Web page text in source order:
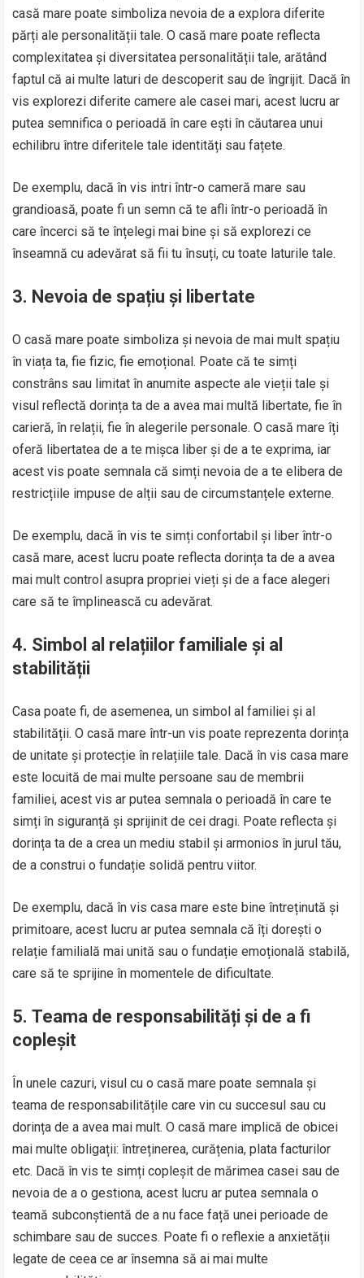
casă mare poate simboliza nevoia de a explora diferite
părți ale personalității tale. O casă mare poate reflecta
complexitatea și diversitatea personalității tale, arătând
faptul că ai multe laturi de descoperit sau de îngrijit. Dacă în
vis explorezi diferite camere ale casei mari, acest lucru ar
putea semnifica o perioadă în care ești în căutarea unui
echilibru între diferitele tale identități sau fațete.
De exemplu, dacă în vis intri într-o cameră mare sau
grandioasă, poate fi un semn că te afli într-o perioadă în
care încerci să te înțelegi mai bine și să explorezi ce
înseamnă cu adevărat să fii tu însuți, cu toate laturile tale.
3. Nevoia de spațiu și libertate
O casă mare poate simboliza și nevoia de mai mult spațiu
în viața ta, fie fizic, fie emoțional. Poate că te simți
constrâns sau limitat în anumite aspecte ale vieții tale și
visul reflectă dorința ta de a avea mai multă libertate, fie în
carieră, în relații, fie în alegerile personale. O casă mare îți
oferă libertatea de a te mișca liber și de a te exprima, iar
acest vis poate semnala că simți nevoia de a te elibera de
restricțiile impuse de alții sau de circumstanțele externe.
De exemplu, dacă în vis te simți confortabil și liber într-o
casă mare, acest lucru poate reflecta dorința ta de a avea
mai mult control asupra propriei vieți și de a face alegeri
care să te împlinească cu adevărat.
4. Simbol al relațiilor familiale și al
stabilității
Casa poate fi, de asemenea, un simbol al familiei și al
stabilității. O casă mare într-un vis poate reprezenta dorința
de unitate și protecție în relațiile tale. Dacă în vis casa mare
este locuită de mai multe persoane sau de membrii
familiei, acest vis ar putea semnala o perioadă în care te
simți în siguranță și sprijinit de cei dragi. Poate reflecta și
dorința ta de a crea un mediu stabil și armonios în jurul tău,
de a construi o fundație solidă pentru viitor.
De exemplu, dacă în vis casa mare este bine întreținută și
primitoare, acest lucru ar putea semnala că îți dorești o
relație familială mai unită sau o fundație emoțională stabilă,
care să te sprijine în momentele de dificultate.
5.Teama de responsabilități și de a fi
copleșit
În unele cazuri, visul cu o casă mare poate semnala și
teama de responsabilitățile care vin cu succesul sau cu
dorința de a avea mai mult. O casă mare implică de obicei
mai multe obligații: întreținerea, curățenia, plata facturilor
etc. Dacă în vis te simți copleșit de mărimea casei sau de
nevoia de a o gestiona, acest lucru ar putea semnala o
teamă subconștientă de a nu face față unei perioade de
schimbare sau de succes. Poate fi o reflexie a anxietății
legate de ceea ce ar însemna să ai mai multe